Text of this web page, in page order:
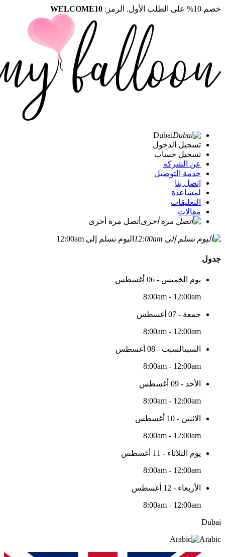
خصم 10% على الطلب الأول. الرمز: WELCOME10
Dubai
تسجيل الدخول
تسجيل حساب
عن الشركة
خدمة التوصيل
إتصل بنا
لمساعدة
التعليقات
مقالات
أتصل مرة أخرى
اليوم نسلم إلى 12:00am
جدول
يوم الخميس - 06 أغسطس
8:00am - 12:00am
جمعة - 07 أغسطس
8:00am - 12:00am
السبتالسبت - 08 أغسطس
8:00am - 12:00am
الأحد - 09 أغسطس
8:00am - 12:00am
الاثنين - 10 أغسطس
8:00am - 12:00am
يوم الثلاثاء - 11 أغسطس
8:00am - 12:00am
الأربعاء - 12 أغسطس
8:00am - 12:00am
Dubai
Arabic